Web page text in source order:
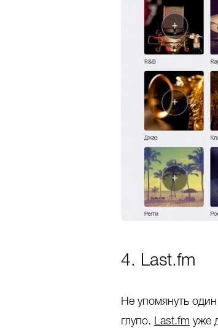
4. Last.fm
Не упомянуть
глупо.
Last.fm уже